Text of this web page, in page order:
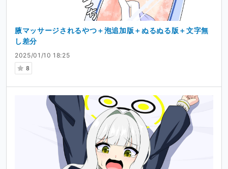
2025/01/10 18:25
8
腋マッサージされるやつ＋泡追加版＋ぬるぬる版＋文字無
し差分